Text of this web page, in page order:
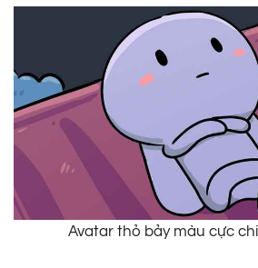
Avatar thỏ bảy màu cực